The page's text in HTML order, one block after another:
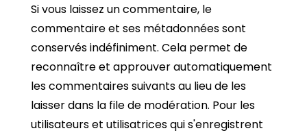
Si vous laissez un commentaire, le
commentaire et ses métadonnées sont
conservés indéfiniment. Cela permet de
reconnaître et approuver automatiquement
les commentaires suivants au lieu de les
laisser dans la file de modération. Pour les
utilisateurs et utilisatrices qui s'enregistrent